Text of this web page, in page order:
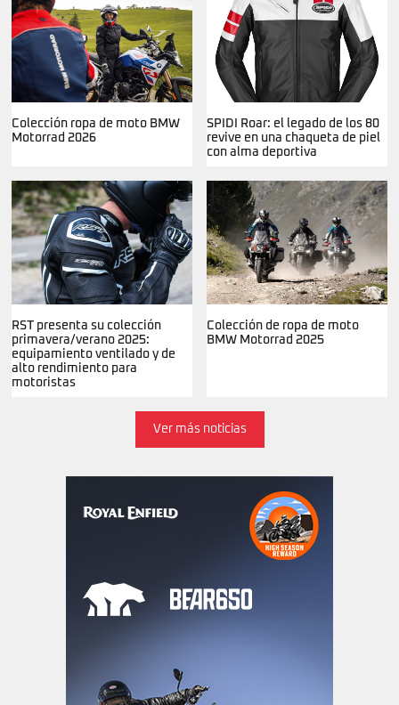
Colección ropa de moto BMW
Motorrad 2026
SPIDI Roar: el legado de los 80
revive en una chaqueta de piel
con alma deportiva
RST presenta su colección
primavera/verano 2025:
equipamiento ventilado y de
alto rendimiento para
motoristas
Colección de ropa de moto
BMW Motorrad 2025
Ver más noticias